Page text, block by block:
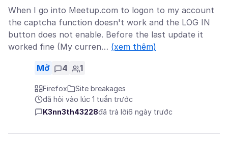
When I go into Meetup.com to logon to my account
the captcha function doesn't work and the LOG IN
button does not enable. Before the last update it
worked fine (My curren… (xem thêm)
Mở 4 1
Firefox
Site breakages
đã hỏi vào lúc 1 tuần trước
K3nn3th43228đã trả lời6 ngày trước